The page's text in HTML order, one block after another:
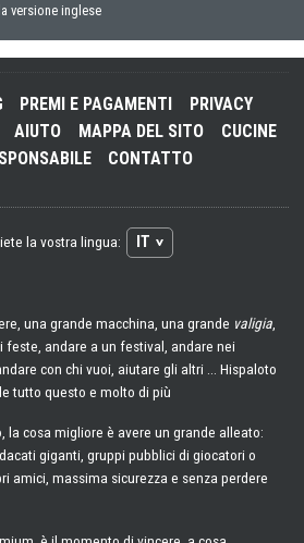
versione inglese
PREMI E PAGAMENTI
PRIVACY
AIUTO MAPPA DEL SITO
CUCINE
CONTATTO
la vostra lingua: IT
una grande macchina, una grande valigia,
feste, andare a un festival, andare nei
con chi vuoi, aiutare gli altri ... Hispaloto
tutto questo e molto di più
la cosa migliore è avere un grande alleato:
giganti, gruppi pubblici di giocatori o
amici, massima sicurezza e senza perdere